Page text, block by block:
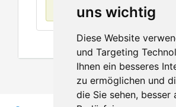
uns wichtig
Diese Website
und Targeting
Ihnen ein besseres
zu ermöglichen und
die Sie sehen, besser